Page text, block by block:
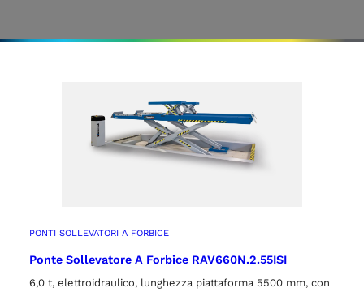
PONTI SOLLEVATORI A FORBICE
Ponte Sollevatore A Forbice RAV660N.2.55ISI
6,0 t, elettroidraulico, lunghezza piattaforma 5500 mm, con